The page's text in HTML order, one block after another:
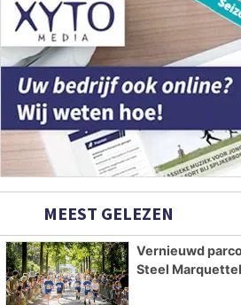
MEEST GELEZEN
Vernieuwd
Steel